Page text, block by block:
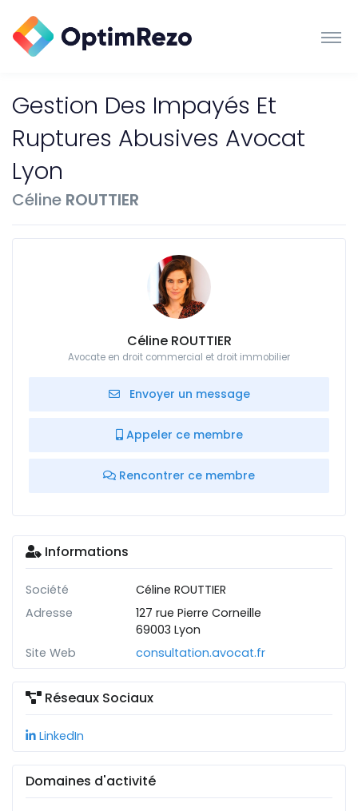
Gestion Des Impayés Et
Ruptures Abusives Avocat
Lyon
Céline ROUTTIER
Céline ROUTTIER
Avocate en droit commercial et droit immobilier
Envoyer un message
Appeler ce membre
Rencontrer ce membre
Informations
Société
Céline ROUTTIER
Adresse
127 rue Pierre Corneille
69003 Lyon
Site Web
consultation.avocat.fr
Réseaux Sociaux
LinkedIn
Domaines d'activité